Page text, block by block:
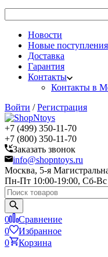
Новости
Новые поступления
Доставка
Гарантия
Контакты
Контакты в
Войти /Регистрация
+7 (499) 350-11-70
+7 (800) 350-11-70
Заказать звонок
info@shopntoys.ru
Москва, 5-я
Пн-Пт 10:00-19:00, Сб-Вс
0
Сравнение
0
Избранное
0
Корзина